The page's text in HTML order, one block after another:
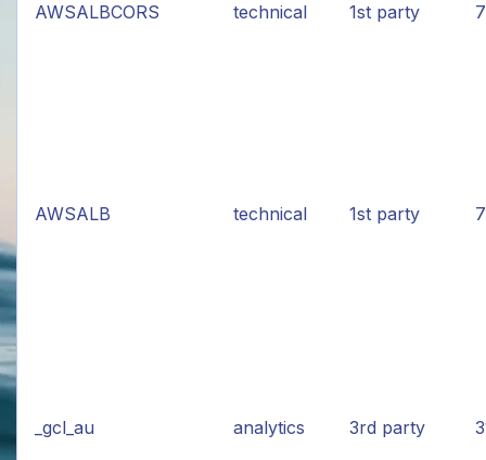
AWSALBCORS technical 1st party
AWSALB technical 1st party
_gcl_au analytics 3rd party